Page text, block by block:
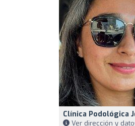
Clínica Podológica
Ver dirección y